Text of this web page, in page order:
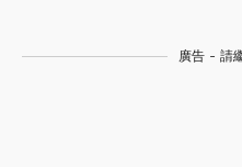
廣告 - 請